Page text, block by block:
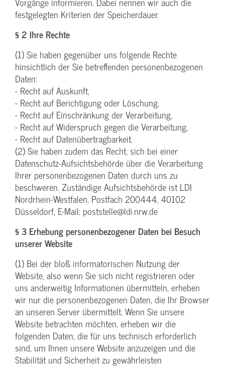
festgelegten Kriterien der Speicherdauer.
§ 2 Ihre Rechte
(1) Sie haben gegenüber uns folgende Rechte
hinsichtlich der Sie betreffenden personenbezogenen
Daten:
- Recht auf Auskunft,
- Recht auf Berichtigung oder Löschung,
- Recht auf Einschränkung der Verarbeitung,
- Recht auf Widerspruch gegen die Verarbeitung,
- Recht auf Datenübertragbarkeit.
(2) Sie haben zudem das Recht, sich bei einer
Datenschutz-Aufsichtsbehörde über die Verarbeitung
Ihrer personenbezogenen Daten durch uns zu
beschweren. Zuständige Aufsichtsbehörde ist LDI
Nordrhein-Westfalen, Postfach 200444, 40102
Düsseldorf, E-Mail: poststelle@ldi.nrw.de
§ 3 Erhebung personenbezogener Daten bei Besuch
unserer Website
(1) Bei der bloß informatorischen Nutzung der
Website, also wenn Sie sich nicht registrieren oder
uns anderweitig Informationen übermitteln, erheben
wir nur die personenbezogenen Daten, die Ihr Browser
an unseren Server übermittelt. Wenn Sie unsere
Website betrachten möchten, erheben wir die
folgenden Daten, die für uns technisch erforderlich
sind, um Ihnen unsere Website anzuzeigen und die
Stabilität und Sicherheit zu gewährleisten